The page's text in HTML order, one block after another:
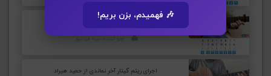
🎶 فهمیدم، بزن بریم!
اجرای ریتم گیتار عادت از شادمهر عقیلی
اجرای ریتم گیتار آخر نماندی از حمید هیراد